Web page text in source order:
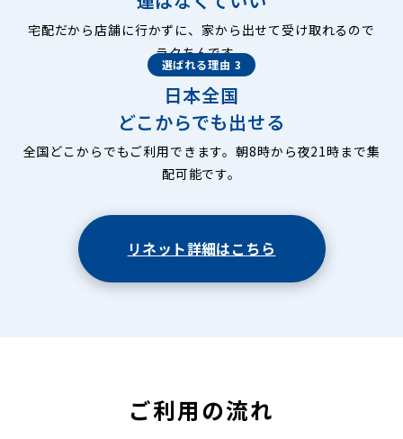
宅配だから店舗に行かずに、家から出せて受け取れるので
ラクちんです。
選ばれる理由 3
日本全国
どこからでも出せる
全国どこからでもご利用できます。朝8時から夜21時まで集
配可能です。
リネット詳細はこちら
ご利用の流れ